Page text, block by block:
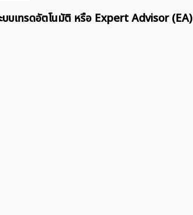
บบเทรดอัตโนมัติ หรือ Expert Advisor (EA)